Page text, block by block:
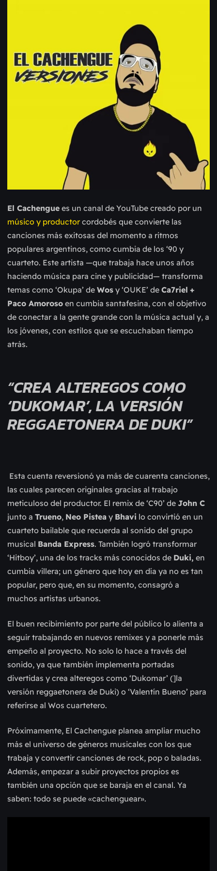
El Cachengue es un canal de YouTube creado por un
músico y productorcordobés que convierte las
canciones más exitosas del momento a ritmos
populares argentinos, como cumbia de los ‘90 y
cuarteto. Este artista —que trabaja hace unos años
haciendo música para cine y publicidad— transforma
temas como ‘Okupa’ de Wos y ‘OUKE’ de Ca7riel +
Paco Amoroso en cumbia santafesina, con el objetivo
de conectar a la gente grande con la música actual y, a
los jóvenes, con estilos que se escuchaban tiempo
atrás.
“CREA ALTEREGOS COMO
‘DUKOMAR’, LA VERSIÓN
REGGAETONERA DE DUKI”
Esta cuenta reversionó ya más de cuarenta canciones,
las cuales parecen originales gracias al trabajo
meticuloso del productor. El remix de ‘C90’ de John C
junto a Trueno, Neo Pistea y Bhavi lo convirtió en un
cuarteto bailable que recuerda al sonido del grupo
musical Banda Express. También logró transformar
‘Hitboy’, una de los tracks más conocidos de Duki, en
cumbia villera; un género que hoy en día ya no es tan
popular, pero que, en su momento, consagró a
muchos artistas urbanos.
El buen recibimiento por parte del público lo alienta a
seguir trabajando en nuevos remixes y a ponerle más
empeño al proyecto. No solo lo hace a través del
sonido, ya que también implementa portadas
divertidas y crea alteregos como ‘Dukomar’ (]la
versión reggaetonera de Duki) o ‘Valentín Bueno’ para
referirse al Wos cuartetero.
Próximamente, El Cachengue planea ampliar mucho
más el universo de géneros musicales con los que
trabaja y convertir canciones de rock, pop o baladas.
Además, empezar a subir proyectos propios es
también una opción que se baraja en el canal. Ya
saben: todo se puede «cachenguear».